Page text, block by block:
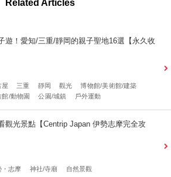
Related Articles
遊！愛知/三重/靜岡的親子聖地16選【永久收
屋 三重 靜岡 觀光
博物館/美術館/建築
/動物園
公園/城鎮 戶外運動
觀光景點【Centrip Japan 伊勢志摩完全攻
・志摩 神社/寺廟 自然景觀